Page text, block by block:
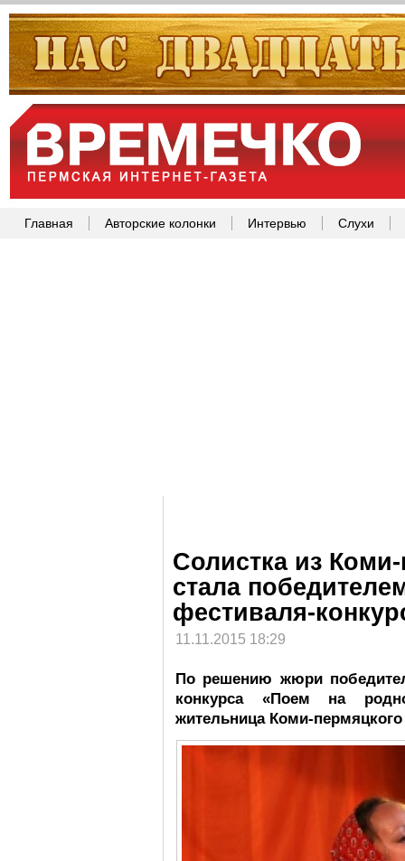
Главная Авторские колонки Интервью Слухи
Солистка из
стала
фестиваля-
11.11.2015 18:29
По решению жюри
конкурса «Поем на
жительница Коми-